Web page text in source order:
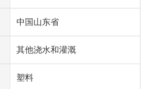
中国山东省
其他浇水和灌溉
塑料